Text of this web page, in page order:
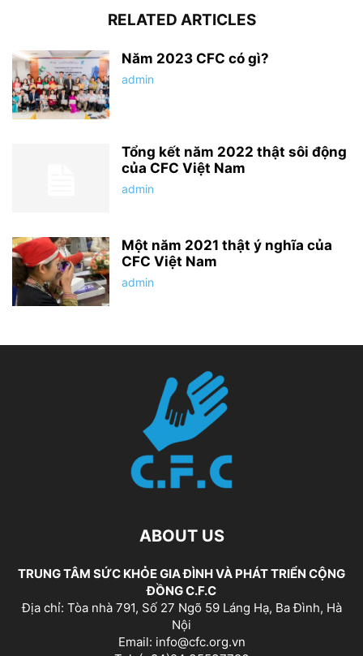
RELATED ARTICLES
Năm 2023 CFC có gì?
admin
Tổng kết năm 2022 thật sôi động
của CFC Việt Nam
admin
Một năm 2021 thật ý nghĩa của
CFC Việt Nam
admin
ABOUT US
TRUNG TÂM SỨC KHỎE GIA ĐÌNH VÀ PHÁT TRIỂN CỘNG
ĐỒNG C.F.C
Địa chỉ: Tòa nhà 791, Số 27 Ngõ 59 Láng Hạ, Ba Đình, Hà
Nội
Email: info@cfc.org.vn